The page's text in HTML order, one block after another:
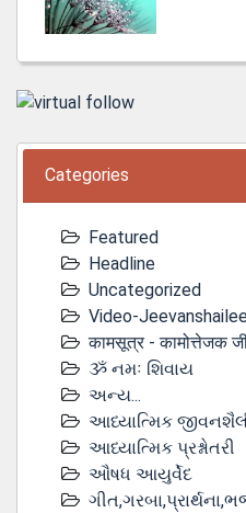
Categories
Featured
Headline
Uncategorized
Video-
कामसूत्र - कामोत्तेजक
ૐ નમઃ શિવાય
અન્ય...
આધ્યાત્મિક
આધ્યાત્મિક પ્રશ્નોતરી
ઔષધ આયુર્વેદ